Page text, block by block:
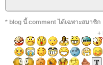
* blog นี้ comment ได้เฉพาะสมาชิก
+